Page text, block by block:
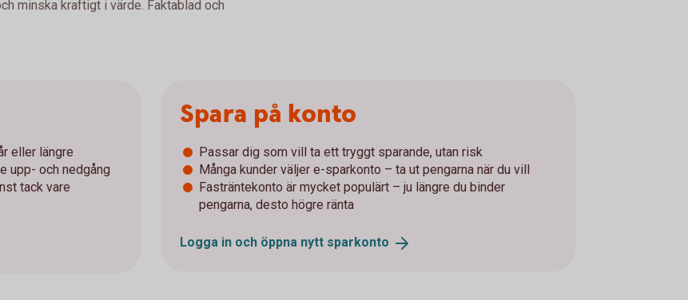
minska kraftigt i värde. Faktablad och
eller längre
upp- och nedgång
tack vare
Spara på konto
Passar dig som vill ta ett tryggt sparande, utan risk
Många kunder väljer e-sparkonto – ta ut pengarna när du vill
Fasträntekonto är mycket populärt – ju längre du binder
pengarna, desto högre ränta
Logga in och öppna nytt sparkonto